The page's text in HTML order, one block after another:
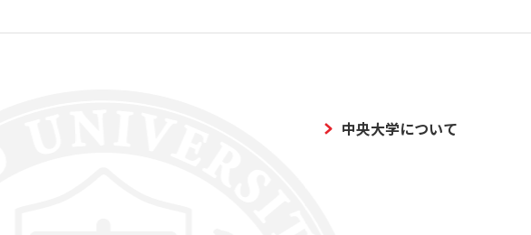
中央大学について